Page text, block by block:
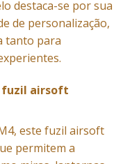
destaca-se por sua
de personalização,
tanto para
fuzil airsoft
este fuzil airsoft
permitem a